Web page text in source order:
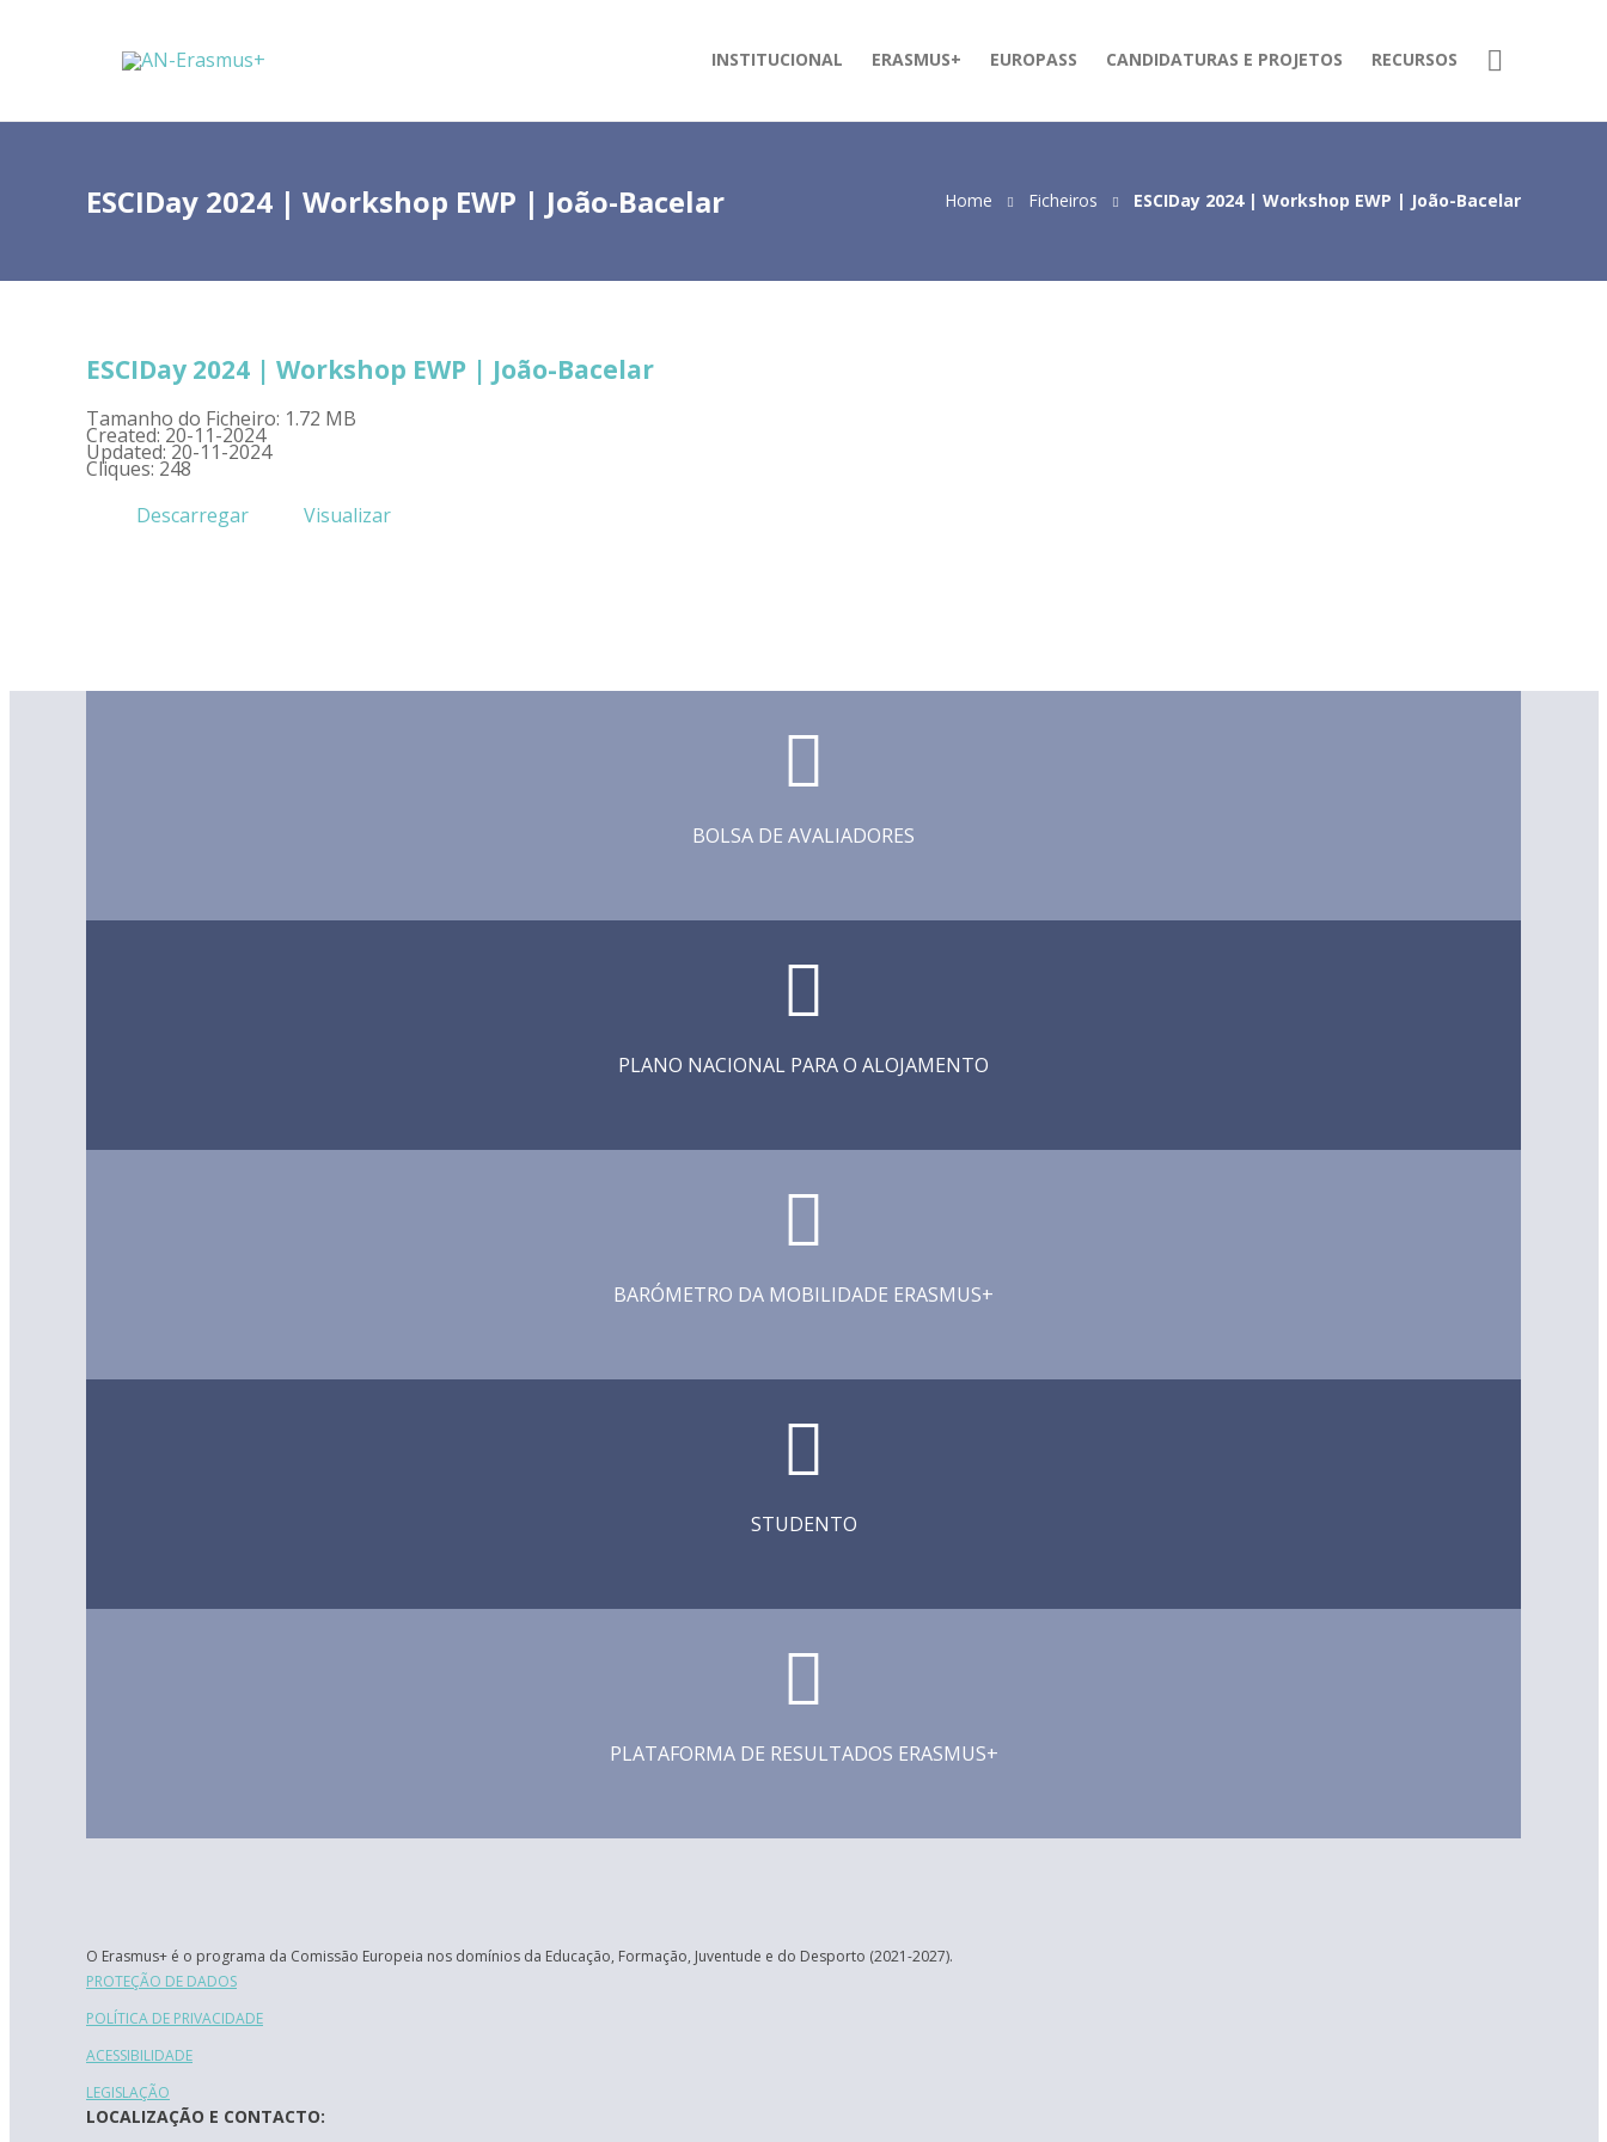
INSTITUCIONAL ERASMUS+ EUROPASS CANDIDATURAS E PROJETOS RECURSOS
ESCIDay 2024 | Workshop EWP | João-Bacelar Home Ficheiros ESCIDay 2024 | Workshop EWP | João-Bacelar
ESCIDay 2024 | Workshop EWP | João-Bacelar
Tamanho do Ficheiro: 1.72 MB
Created: 20-11-2024
Updated: 20-11-2024
Cliques: 248
Descarregar
Visualizar
BOLSA DE AVALIADORES
PLANO NACIONAL PARA O ALOJAMENTO
BARÓMETRO DA MOBILIDADE ERASMUS+
STUDENTO
PLATAFORMA DE RESULTADOS ERASMUS+
O Erasmus+ é o programa da Comissão Europeia nos domínios da Educação, Formação, Juventude e do Desporto (2021-2027).
PROTEÇÃO DE DADOS
POLÍTICA DE PRIVACIDADE
ACESSIBILIDADE
LEGISLAÇÃO
LOCALIZAÇÃO E CONTACTO: